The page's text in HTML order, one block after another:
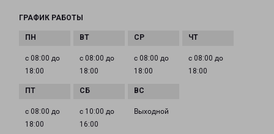
ГРАФИК РАБОТЫ
с 08:00 до
18:00
с 08:00 до
18:00
с 08:00 до
18:00
с 08:00 до
18:00
с 08:00 до
18:00
с 10:00 до
16:00
Выходной